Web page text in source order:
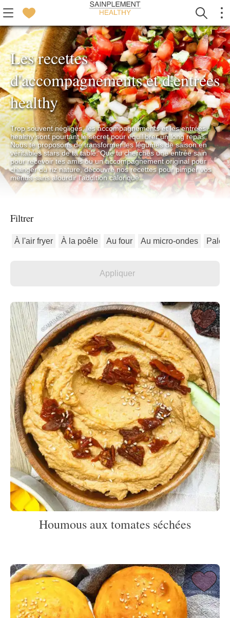
Les recettes
d'accompagnements et d'entrées
healthy
Trop souvent négligés, les accompagnements et les entrées
healthy sont pourtant le secret pour équilibrer un long repas.
Nous te proposons de transformer les légumes de saison en
véritables stars de ta table. Que tu cherches une entrée sain
pour recevoir tes amis ou un accompagnement original pour
changer du riz nature, découvre nos recettes pour pimper vos
menus sans alourdir l'addition calorique.
Filtrer
À l'air fryer À la poêle Au four Au micro-ondes Paléo
Houmous aux tomates séchées